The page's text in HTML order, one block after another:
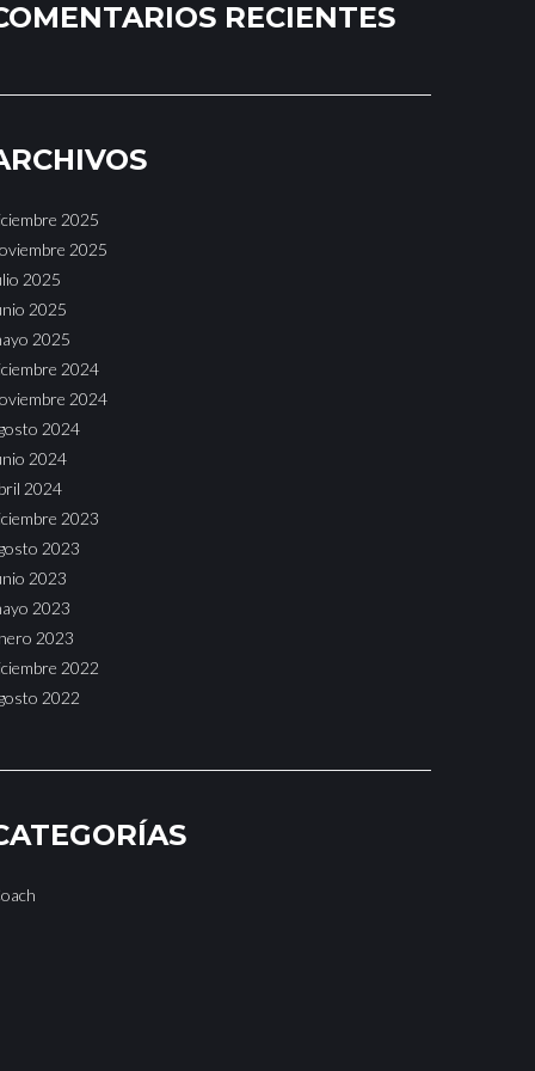
RECIENTES
2025
2025
2025
2025
2025
2024
2024
2024
2024
2024
2023
2023
2023
2023
2023
2022
2022